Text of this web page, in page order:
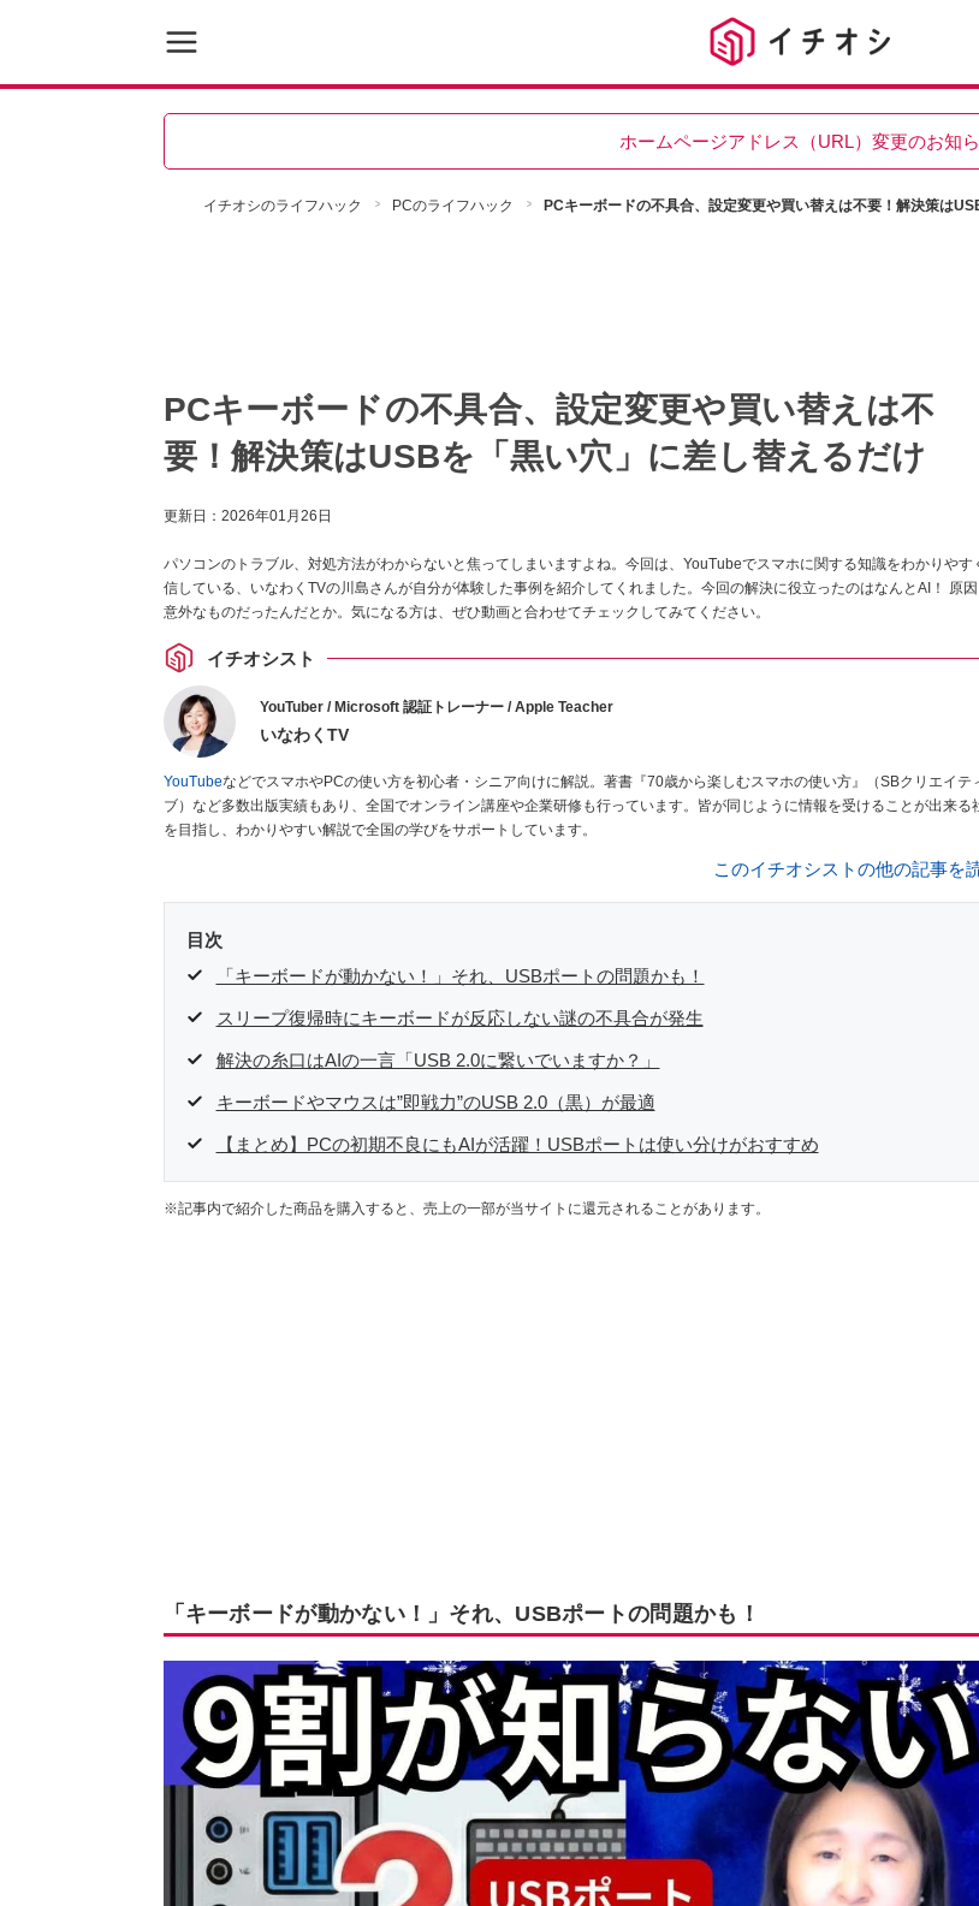
ホームページアドレス（URL）変更のお知
イチオシのライフハック PCのライフハック PCキーボードの不具合、設定変更や買い替えは不要！解決策は
PCキーボードの不具合、設定変更や買い替えは不
要！解決策はUSBを「黒い穴」に差し替えるだけ
更新日： 2026年01月26日
パソコンのトラブル、対処方法がわからないと焦ってしまいますよね。今回は、YouTubeでスマホに関する知識をわかりやす
信している、いなわくTVの川島さんが自分が体験した事例を紹介してくれました。今回の解決に役立ったのはなんとAI！ 原因
意外なものだったんだとか。気になる方は、ぜひ動画と合わせてチェックしてみてください。
イチオシスト
YouTuber / Microsoft 認証トレーナー / Apple Teacher
いなわくTV
YouTubeなどでスマホやPCの使い方を初心者・シニア向けに解説。著書『70歳から楽しむスマホの使い方』（SBクリエイテ
ブ）など多数出版実績もあり、全国でオンライン講座や企業研修も行っています。皆が同じように情報を受けることが出来る
を目指し、わかりやすい解説で全国の学びをサポートしています。
このイチオシストの他の記事を
目次
「キーボードが動かない！」それ、USBポートの問題かも！
スリープ復帰時にキーボードが反応しない謎の不具合が発生
解決の糸口はAIの一言「USB 2.0に繋いでいますか？」
キーボードやマウスは”即戦力”のUSB 2.0（黒）が最適
【まとめ】PCの初期不良にもAIが活躍！USBポートは使い分けがおすすめ
※記事内で紹介した商品を購入すると、売上の一部が当サイトに還元されることがあります。
「キーボードが動かない！」それ、USBポートの問題かも！